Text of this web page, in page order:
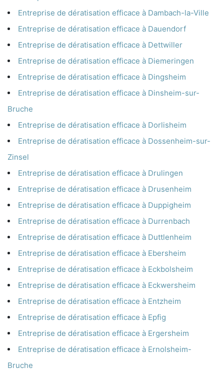
Entreprise de dératisation efficace à Dambach-la-Ville
Entreprise de dératisation efficace à Dauendorf
Entreprise de dératisation efficace à Dettwiller
Entreprise de dératisation efficace à Diemeringen
Entreprise de dératisation efficace à Dingsheim
Entreprise de dératisation efficace à Dinsheim-sur-
Bruche
Entreprise de dératisation efficace à Dorlisheim
Entreprise de dératisation efficace à Dossenheim-sur-
Zinsel
Entreprise de dératisation efficace à Drulingen
Entreprise de dératisation efficace à Drusenheim
Entreprise de dératisation efficace à Duppigheim
Entreprise de dératisation efficace à Durrenbach
Entreprise de dératisation efficace à Duttlenheim
Entreprise de dératisation efficace à Ebersheim
Entreprise de dératisation efficace à Eckbolsheim
Entreprise de dératisation efficace à Eckwersheim
Entreprise de dératisation efficace à Entzheim
Entreprise de dératisation efficace à Epfig
Entreprise de dératisation efficace à Ergersheim
Entreprise de dératisation efficace à Ernolsheim-
Bruche